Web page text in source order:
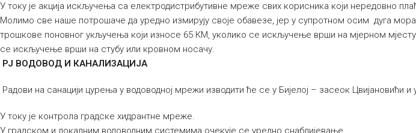
У току је акција искључења са електродистрибутивне мреже свих корисника који нередовно
Молимо све наше потрошаче да уредно измирују своје обавезе, јер у супротном осим дуга
трошкове поновног укључења који износе 65 КМ, уколико се искључење врши на мјерном
се искључење врши на стубу или кровном носачу.
РЈ ВОДОВОД И КАНАЛИЗАЦИЈА
Радови на санацији цурења у водоводној мрежи изводити ће се у Бијелој – засеок Цвијановићи и
У току је контрола градске хидрантне мреже.
У градском и локалним водоводним системима очекује се уредно снабдијевање.